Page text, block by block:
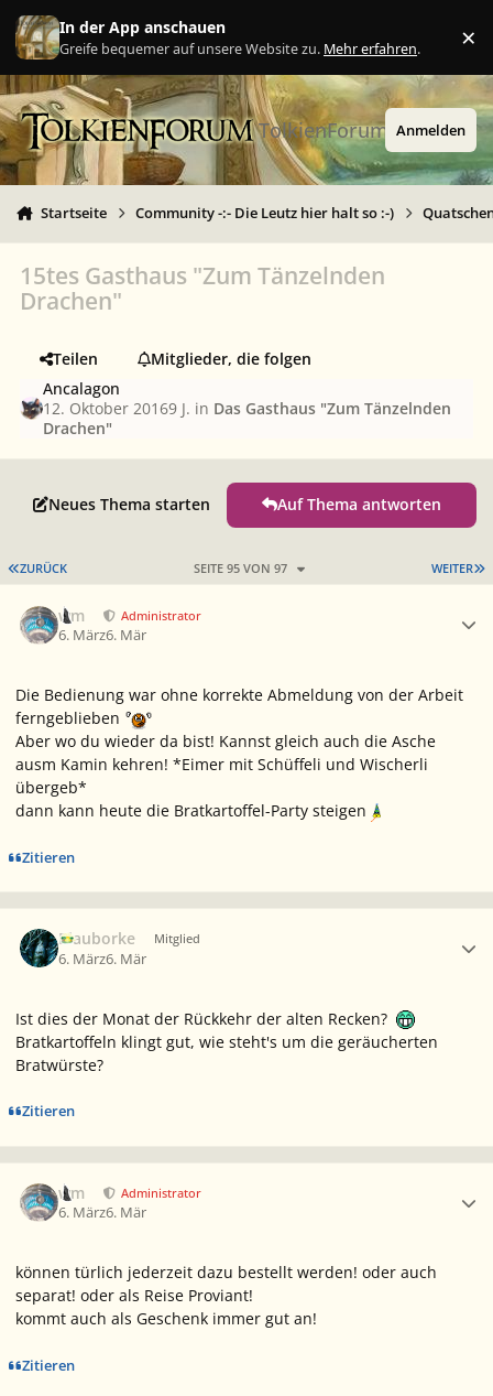
Zu Inhalt springen
In der App anschauen
Greife bequemer auf unsere Website zu. Mehr erfahren. ×
TolkienForum Anmelden
Startseite Community -:- Die Leutz hier halt so :-)
15tes Gasthaus "Zum Tänzelnden
Drachen"
Teilen
Mitglieder, die folgen
Ancalagon
12. Oktober 20169 J. in Das Gasthaus "Zum Tänzelnden
Drachen"
Neues Thema starten Auf Thema antworten
ERSTE SEITE
ZURÜCK WEITER
SEITE 95 VON 97
wm Administrator
6. März6. Mär
Die Bedienung war ohne korrekte Abmeldung von der Arbeit
ferngeblieben
Aber wo du wieder da bist! Kannst gleich auch die Asche
ausm Kamin kehren! *Eimer mit Schüffeli und Wischerli
übergeb*
dann kann heute die Bratkartoffel-Party steigen
Zitieren
Blauborke Mitglied
6. März6. Mär
Ist dies der Monat der Rückkehr der alten Recken?
Bratkartoffeln klingt gut, wie steht's um die geräucherten
Bratwürste?
Zitieren
wm Administrator
6. März6. Mär
können türlich jederzeit dazu bestellt werden! oder auch
separat! oder als Reise Proviant!
kommt auch als Geschenk immer gut an!
Zitieren